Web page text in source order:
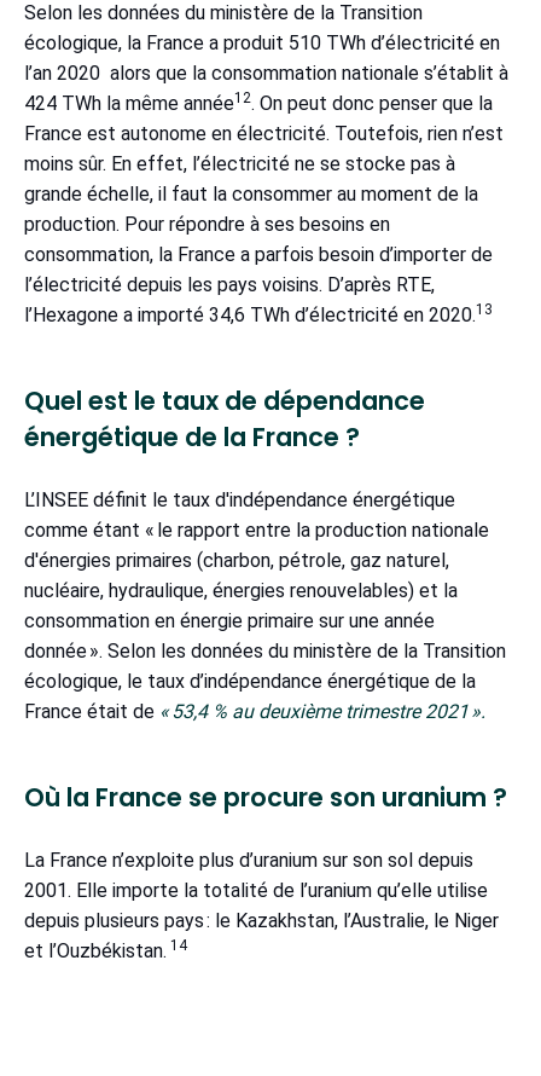
Selon les données du ministère de la Transition
écologique, la France a produit 510 TWh d’électricité en
l’an 2020 alors que la consommation nationale s’établit à
424 TWh la même année12. On peut donc penser que la
France est autonome en électricité. Toutefois, rien n’est
moins sûr. En effet, l’électricité ne se stocke pas à
grande échelle, il faut la consommer au moment de la
production. Pour répondre à ses besoins en
consommation, la France a parfois besoin d’importer de
l’électricité depuis les pays voisins. D’après RTE,
l’Hexagone a importé 34,6 TWh d’électricité en 2020.13
Quel est le taux de dépendance
énergétique de la France ?
L’INSEE définit le taux d'indépendance énergétique
comme étant « le rapport entre la production nationale
d'énergies primaires (charbon, pétrole, gaz naturel,
nucléaire, hydraulique, énergies renouvelables) et la
consommation en énergie primaire sur une année
donnée ». Selon les données du ministère de la Transition
écologique, le taux d’indépendance énergétique de la
France était de « 53,4 % au deuxième trimestre 2021 ».
Où la France se procure son uranium ?
La France n’exploite plus d’uranium sur son sol depuis
2001. Elle importe la totalité de l’uranium qu’elle utilise
depuis plusieurs pays : le Kazakhstan, l’Australie, le Niger
et l’Ouzbékistan. 14